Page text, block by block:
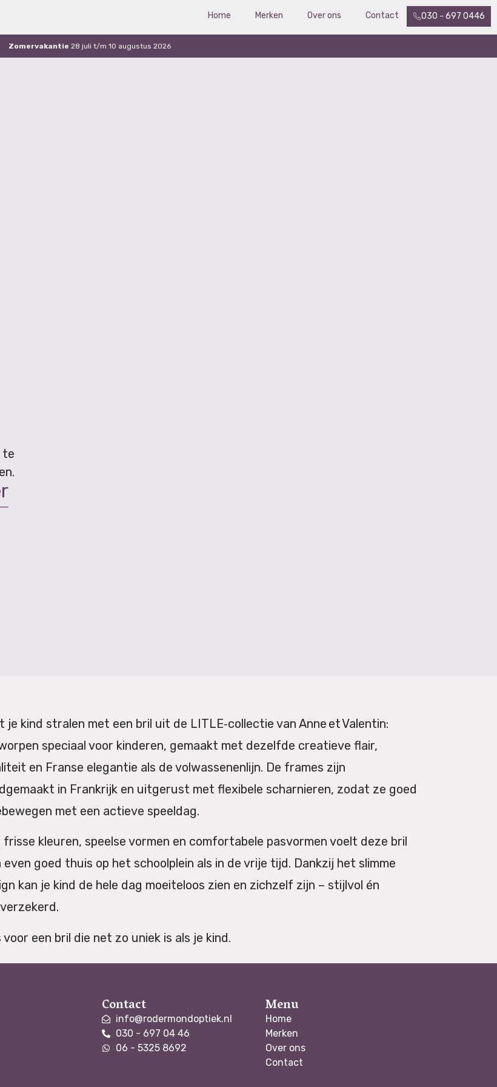
Home Merken Over ons Contact 030 - 697 0446
Zomervakantie 28 juli t/m 10 augustus 2026
te
je kind stralen met een bril uit de LITLE‑collectie van Anne et Valentin:
speciaal voor kinderen, gemaakt met dezelfde creatieve flair,
en Franse elegantie als de volwassenenlijn. De frames zijn
in Frankrijk en uitgerust met flexibele scharnieren, zodat ze goed
met een actieve speel­dag.
frisse kleuren, speelse vormen en comfortabele pasvormen voelt deze bril
even goed thuis op het schoolplein als in de vrije tijd. Dankzij het slimme
kan je kind de hele dag moeiteloos zien en zichzelf zijn – stijlvol én
voor een bril die net zo uniek is als je kind.
Contact
info@rodermondoptiek.nl
030 - 697 04 46
06 - 5325 8692
Menu
Home
Merken
Over ons
Contact